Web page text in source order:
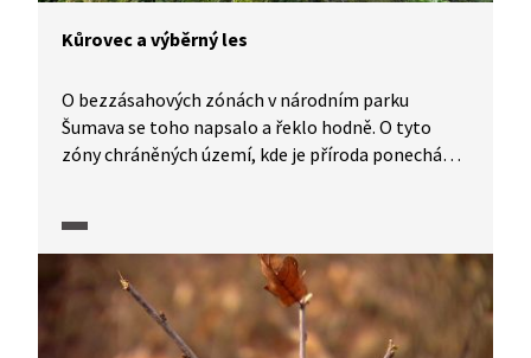
Kůrovec a výběrný les
O bezzásahových zónách v národním parku
Šumava se toho napsalo a řeklo hodně. O tyto
zóny chráněných území, kde je příroda ponechána
hospodářské. Tam je cíl jiný. Trvale v lese
hospodařit. Rakouský klášter Schlägl nebo
Městské lesy Volary se o to snaží pokud možno
citlivým způsobem, výběrným hospodařením
bez smrkových monokultur, které co nejvíce